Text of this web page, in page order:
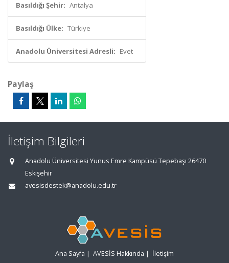
Basıldığı Şehir: Antalya
Basıldığı Ülke: Türkiye
Anadolu Üniversitesi Adresli: Evet
Paylaş
İletişim Bilgileri
Anadolu Üniversitesi Yunus Emre Kampüsü Tepebaşı 26470
Eskişehir
avesisdestek@anadolu.edu.tr
Ana Sayfa | AVESİS Hakkında | İletişim